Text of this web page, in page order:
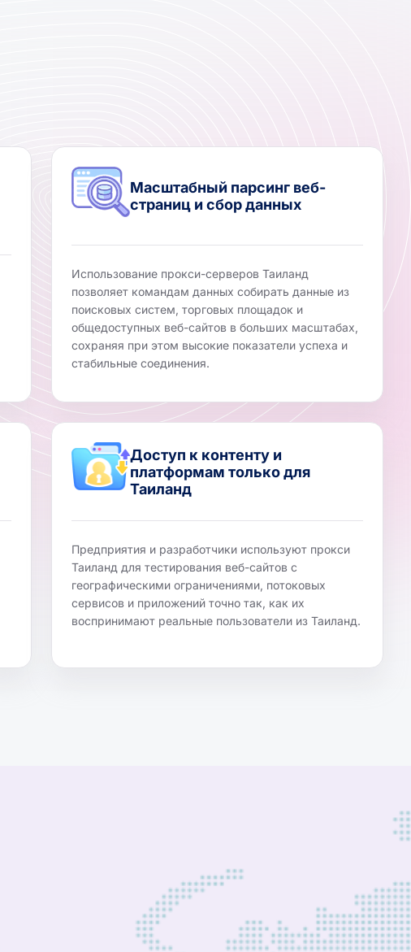
Масштабный парсинг веб-
страниц и сбор данных
Использование прокси-серверов Таиланд
позволяет командам данных собирать данные из
поисковых систем, торговых площадок и
общедоступных веб-сайтов в больших масштабах,
сохраняя при этом высокие показатели успеха и
стабильные соединения.
Доступ к контенту и
платформам только для
Таиланд
Предприятия и разработчики используют прокси
Таиланд для тестирования веб-сайтов с
географическими ограничениями, потоковых
сервисов и приложений точно так, как их
воспринимают реальные пользователи из Таиланд.